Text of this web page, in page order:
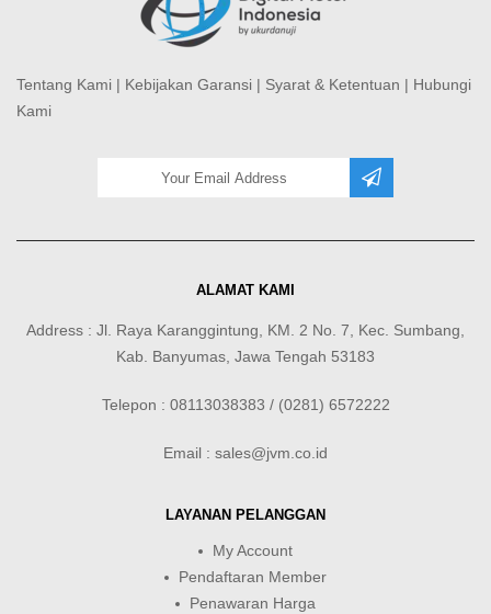
Tentang Kami | Kebijakan Garansi | Syarat & Ketentuan | Hubungi
Kami
ALAMAT KAMI
Address : Jl. Raya Karanggintung, KM. 2 No. 7, Kec. Sumbang,
Kab. Banyumas, Jawa Tengah 53183
Telepon : 08113038383 / (0281) 6572222
Email : sales@jvm.co.id
LAYANAN PELANGGAN
My Account
Pendaftaran Member
Penawaran Harga